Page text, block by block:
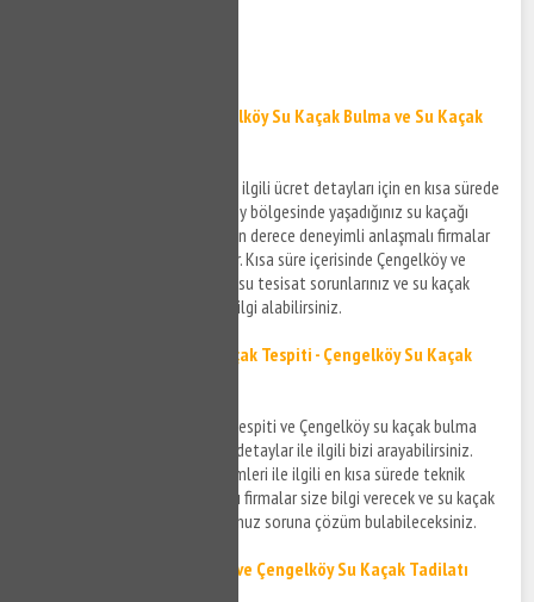
Çengelköy Su Kaçak - Çengelköy Su Kaçak Bulma ve Su Kaçak
Çengelköy su kaçak hizmeti ile ilgili ücret detayları için en kısa sürede
size bilgi verilecek ve Çengelköy bölgesinde yaşadığınız su kaçağı
sorunlarınıza teknik konuda son derece deneyimli anlaşmalı firmalar
aracılığı ile çözüm üretilecektir. Kısa süre içerisinde Çengelköy ve
çevresinde yaşamış olduğunuz su tesisat sorunlarınız ve su kaçak
sorunlarınız için bizi arayarak bilgi alabilirsiniz.
Çengelköy Kırmadan Su Kaçak Tespiti - Çengelköy Su Kaçak
Çengelköy kırmadan su kaçak tespiti ve Çengelköy su kaçak bulma
hizmeti ile ilgili bilgi almak ve detaylar ile ilgili bizi arayabilirsiniz.
Çengelköy su kaçak tespit işlemleri ile ilgili en kısa sürede teknik
konuda donanımlı ve anlaşmalı firmalar size bilgi verecek ve su kaçak
tespiti ile ilgili yaşamış olduğunuz soruna çözüm bulabileceksiniz.
Çengelköy Su Kaçak Tamiri ve Çengelköy Su Kaçak Tadilatı